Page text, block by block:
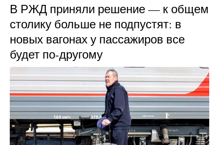
В РЖД приняли решение — к общем
столику больше не подпустят: в
новых вагонах у пассажиров все
будет по-другому